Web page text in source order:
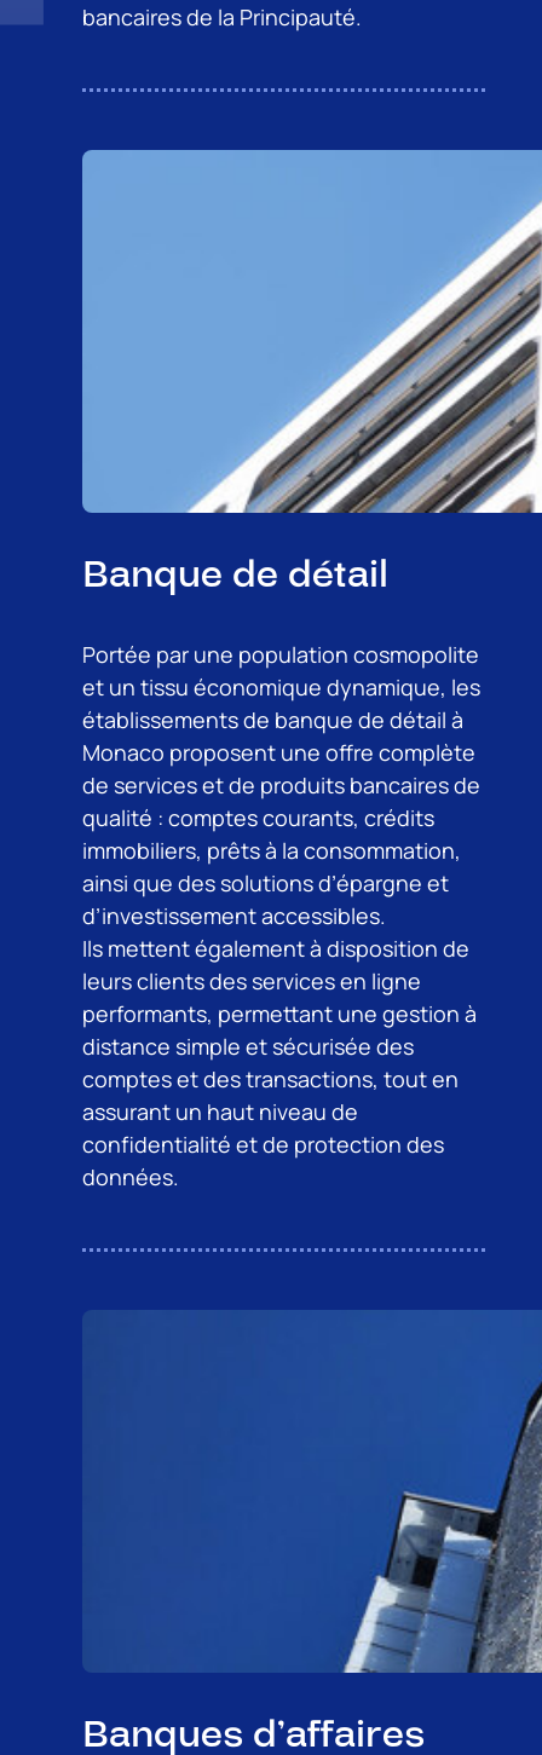
bancaires de la Principauté.
Banque de détail
Portée par une population cosmopolite
et un tissu économique dynamique, les
établissements de banque de détail à
Monaco proposent une offre complète
de services et de produits bancaires de
qualité : comptes courants, crédits
immobiliers, prêts à la consommation,
ainsi que des solutions d’épargne et
d’investissement accessibles.
Ils mettent également à disposition de
leurs clients des services en ligne
performants, permettant une gestion à
distance simple et sécurisée des
comptes et des transactions, tout en
assurant un haut niveau de
confidentialité et de protection des
données.
Banques d’affaires